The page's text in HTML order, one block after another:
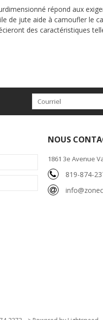
répond aux
de jute aide à camoufler le
des caractéristiques
NOUS
1861 3e Avenue
819-874-